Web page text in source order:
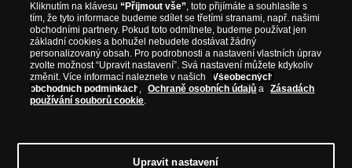
NAŠE ZÁRUKY
Bezpečný nákup
Certifikát SSL
Komfortní doručení
Kliknutím na klávesu“Přijmout vše”, toto přijímáte a souhlasíte s
tím, že tyto informace budeme sdílet se třetími stranami, např. našimi
obchodními partnery. Pokud toto odmítnete, budeme používat jen
základní cookies a bohužel nebudete dostávat žádný
personalizovaný obsah. Pro podrobnosti a nastavení vlastních úprav
zvolte možnost “Upravit nastavení”. Svá nastavení můžete kdykoliv
změnit. Více informací naleznete v našich
Všeobecných
obchodních podmínkách , Ochraně osobních údajů a
Zásadách
používání souborů cookie.
Upravit nastavení